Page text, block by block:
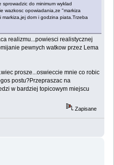
sprowadzic do minimum wyklad
wazkosc opowiadania,ze "markiza
dom i godzina piata.Trzeba
realizmu...powiesci realistycznej
pewnych watkow przez Lema
prosze...oswieccie mnie co robic
postu?Przepraszac na
w bardziej topicowym miejscu
Zapisane